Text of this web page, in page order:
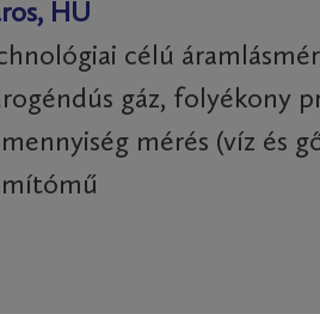
HU
célú
gáz, folyékony
mérés (víz és